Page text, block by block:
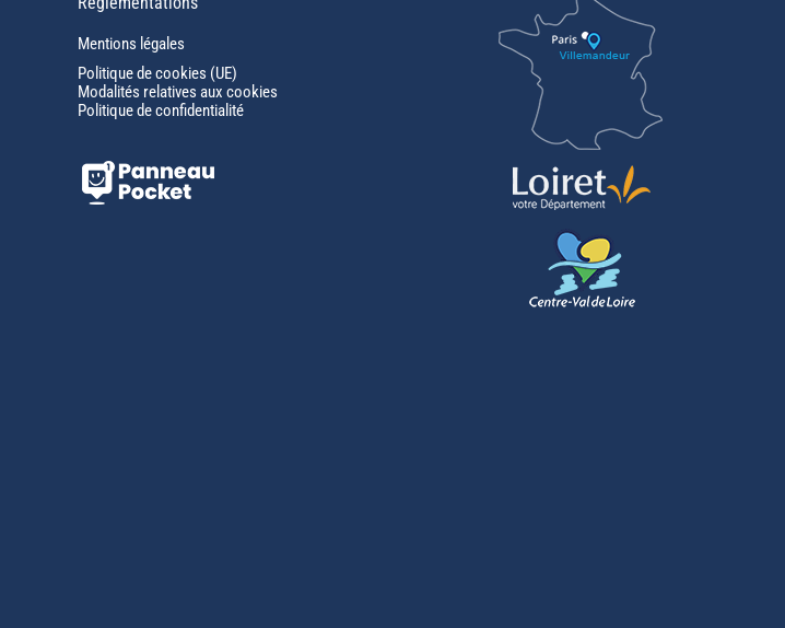
Mentions légales
Politique de cookies (UE)
Modalités relatives aux cookies
Politique de confidentialité